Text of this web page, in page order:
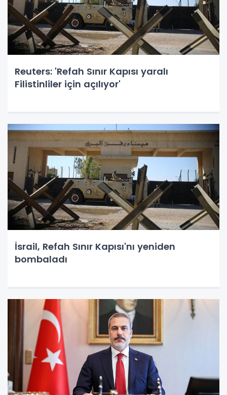
Reuters: 'Refah Sınır Kapısı yaralı
Filistinliler için açılıyor'
İsrail, Refah Sınır Kapısı'nı yeniden
bombaladı